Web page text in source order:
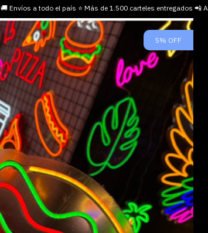
🚚 Envíos a todo el país ⭐ Más de 1.500 carteles entregados 📲
5% OFF